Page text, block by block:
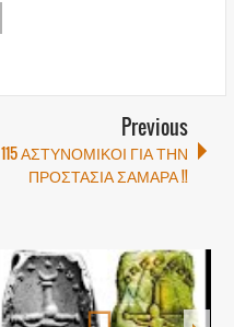
Previous
115 ΑΣΤΥΝΟΜΙΚΟΙ ΓΙΑ ΤΗΝ
ΠΡΟΣΤΑΣΙΑ ΣΑΜΑΡΑ !!